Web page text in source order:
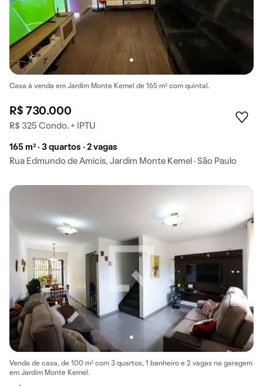
Casa à venda em Jardim Monte Kemel de 165 m² com quintal.
R$ 730.000
R$ 325 Condo. + IPTU
165 m² · 3 quartos · 2 vagas
Rua Edmundo de Amicis, Jardim Monte Kemel · São Paulo
Venda de casa, de 100 m² com 3 quartos, 1 banheiro e 2 vagas na garagem
em Jardim Monte Kemel.